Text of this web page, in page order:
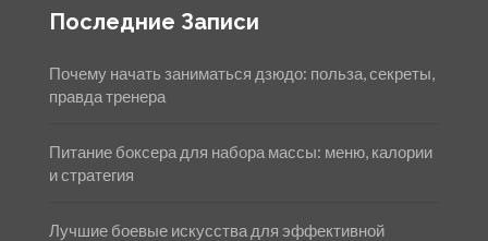
Последние Записи
Почему начать заниматься дзюдо: польза, секреты,
правда тренера
Питание боксера для набора массы: меню, калории
и стратегия
Лучшие боевые искусства для эффективной